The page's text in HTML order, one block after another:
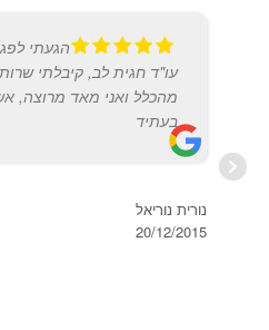
הגעתי
עו"ד חגית לב, קיבלתי שרות
מהכלל ואני מאד מרוצה,
בעתיד
נורית נוריאל
20/12/2015